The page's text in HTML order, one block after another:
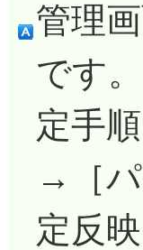
管理
です
定手
→［
定反